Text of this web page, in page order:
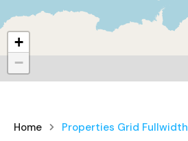
+
−
Home Properties Grid Fullwidth